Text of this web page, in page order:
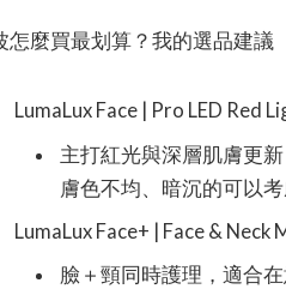
怎麼買最划算？我的選品建議
LumaLux Face | Pro LED Red
主打紅光與深層肌膚更
膚色不均、暗沉的可以考
LumaLux Face+ | Face & Neck
臉＋頸同時護理，適合